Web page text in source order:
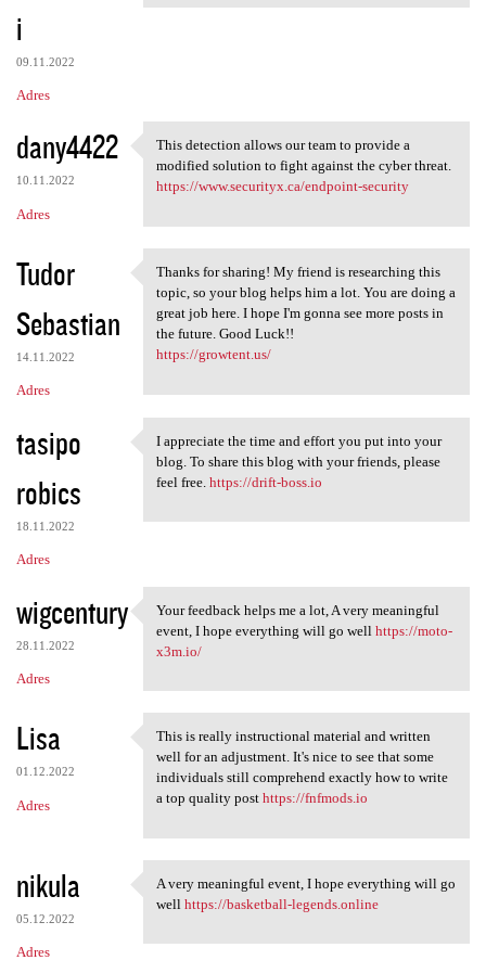
i
09.11.2022
Adres
dany4422
10.11.2022
Adres
This detection allows our
This detection allows our team to provide a
modified solution to fight against the cyber threat.
https://www.securityx.ca/endpoint-security
Tudor
Sebastian
14.11.2022
Adres
Thanks for sharing! My friend
Thanks for sharing! My friend is researching this
topic, so your blog helps him a lot. You are doing a
great job here. I hope I'm gonna see more posts in
the future. Good Luck!!
https://growtent.us/
tasipo
robics
18.11.2022
Adres
I appreciate the time and
I appreciate the time and effort you put into your
blog. To share this blog with your friends, please
feel free. https://drift-boss.io
wigcentury
28.11.2022
Adres
Your feedback helps me a lot,
Your feedback helps me a lot, A very meaningful
event, I hope everything will go well https://moto-
x3m.io/
Lisa
01.12.2022
Adres
This is really instructional
This is really instructional material and written
well for an adjustment. It's nice to see that some
individuals still comprehend exactly how to write
a top quality post https://fnfmods.io
nikula
05.12.2022
Adres
A very meaningful event, I
A very meaningful event, I hope everything will go
well https://basketball-legends.online